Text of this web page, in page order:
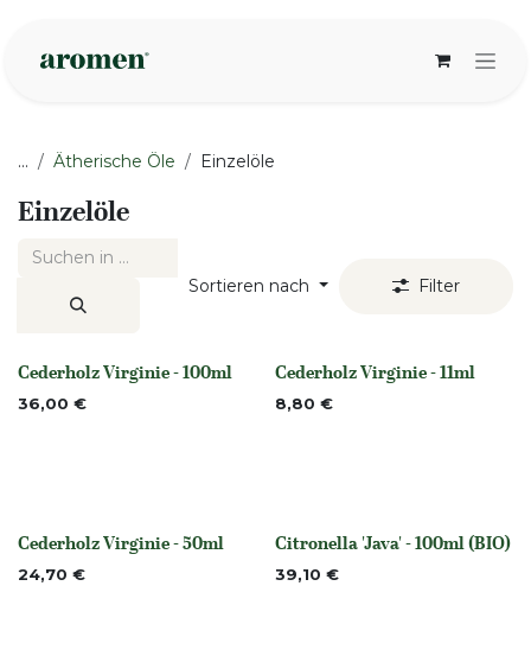
... Ätherische Öle Einzelöle
Einzelöle
Sortieren nach Filter
None
Cederholz Virginie - 100ml
36,00 € None
Cederholz Virginie - 11ml
8,80 €
None
Cederholz Virginie - 50ml
24,70 € None
Citronella 'Java' - 100ml (BIO)
39,10 €